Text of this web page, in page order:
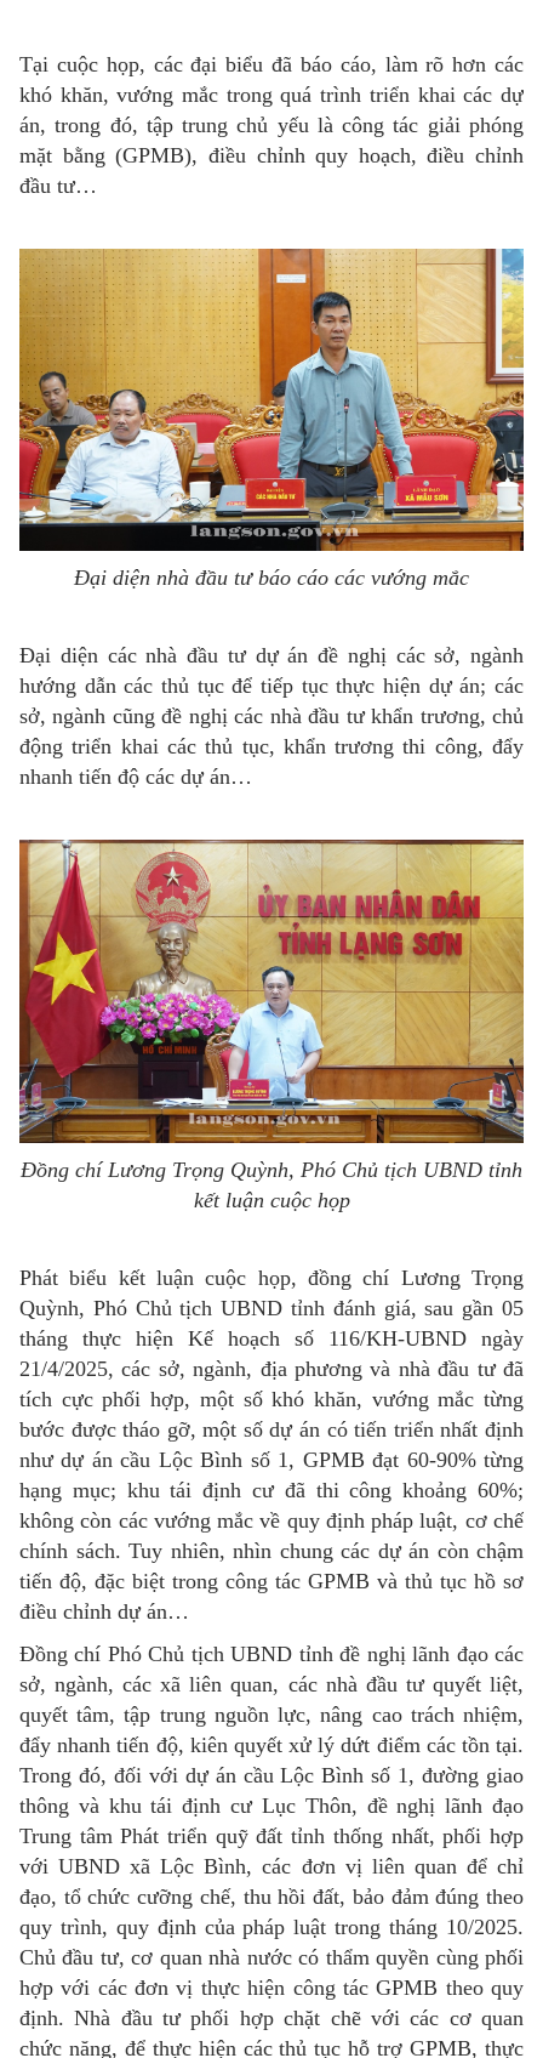
Tại cuộc họp, các đại biểu đã báo cáo, làm rõ hơn các
khó khăn, vướng mắc trong quá trình triển khai các dự
án, trong đó, tập trung chủ yếu là công tác giải phóng
mặt bằng (GPMB), điều chỉnh quy hoạch, điều chỉnh
đầu tư…
Đại diện nhà đầu tư báo cáo các vướng mắc
Đại diện các nhà đầu tư dự án đề nghị các sở, ngành
hướng dẫn các thủ tục để tiếp tục thực hiện dự án; các
sở, ngành cũng đề nghị các nhà đầu tư khẩn trương, chủ
động triển khai các thủ tục, khẩn trương thi công, đẩy
nhanh tiến độ các dự án…
Đồng chí Lương Trọng Quỳnh, Phó Chủ tịch UBND tỉnh
kết luận cuộc họp
Phát biểu kết luận cuộc họp, đồng chí Lương Trọng
Quỳnh, Phó Chủ tịch UBND tỉnh đánh giá, sau gần 05
tháng thực hiện Kế hoạch số 116/KH-UBND ngày
21/4/2025, các sở, ngành, địa phương và nhà đầu tư đã
tích cực phối hợp, một số khó khăn, vướng mắc từng
bước được tháo gỡ, một số dự án có tiến triển nhất định
như dự án cầu Lộc Bình số 1, GPMB đạt 60-90% từng
hạng mục; khu tái định cư đã thi công khoảng 60%;
không còn các vướng mắc về quy định pháp luật, cơ chế
chính sách. Tuy nhiên, nhìn chung các dự án còn chậm
tiến độ, đặc biệt trong công tác GPMB và thủ tục hồ sơ
điều chỉnh dự án…
Đồng chí Phó Chủ tịch UBND tỉnh đề nghị lãnh đạo các
sở, ngành, các xã liên quan, các nhà đầu tư quyết liệt,
quyết tâm, tập trung nguồn lực, nâng cao trách nhiệm,
đẩy nhanh tiến độ, kiên quyết xử lý dứt điểm các tồn tại.
Trong đó, đối với dự án cầu Lộc Bình số 1, đường giao
thông và khu tái định cư Lục Thôn, đề nghị lãnh đạo
Trung tâm Phát triển quỹ đất tỉnh thống nhất, phối hợp
với UBND xã Lộc Bình, các đơn vị liên quan để chỉ
đạo, tổ chức cưỡng chế, thu hồi đất, bảo đảm đúng theo
quy trình, quy định của pháp luật trong tháng 10/2025.
Chủ đầu tư, cơ quan nhà nước có thẩm quyền cùng phối
hợp với các đơn vị thực hiện công tác GPMB theo quy
định. Nhà đầu tư phối hợp chặt chẽ với các cơ quan
chức năng, để thực hiện các thủ tục hỗ trợ GPMB, thực